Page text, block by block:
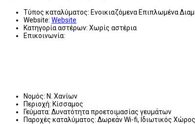
Τύπος καταλύματος: Ενοικιαζόμενα Επιπλωμένα
Website: Website
Κατηγορία αστέρων: Χωρίς αστέρια
Επικοινωνία:
Νομός: Ν. Χανίων
Περιοχή: Κίσσαμος
Γεύματα: Δυνατότητα προετοιμασίας γευμάτων
Παροχές καταλύματος: Δωρεάν Wi-fi, Ιδιωτικός